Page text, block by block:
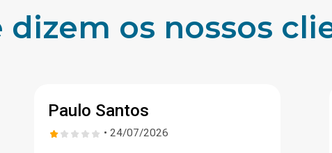
dizem os nossos
Paulo Santos
• 24/07/2026